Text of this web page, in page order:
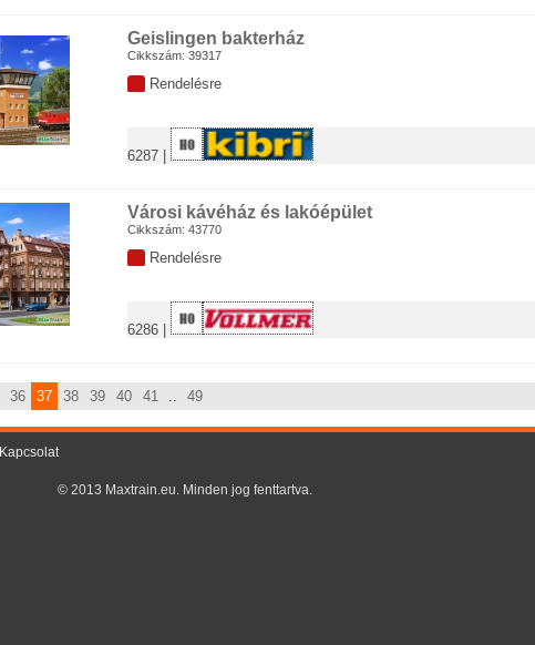
Geislingen bakterház
Cikkszám: 39317
Rendelésre
6287 |
Városi kávéház és lakóépület
Cikkszám: 43770
Rendelésre
6286 |
36 37 38 39 40 41 .. 49
Kapcsolat
© 2013 Maxtrain.eu. Minden jog fenttartva.